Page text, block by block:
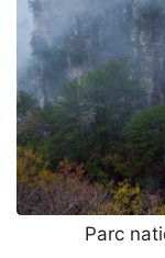
Parc